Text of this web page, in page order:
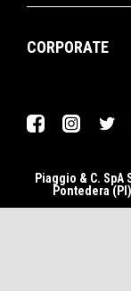
CORPORATE
Facebook
Piaggio & C.
Pontedera